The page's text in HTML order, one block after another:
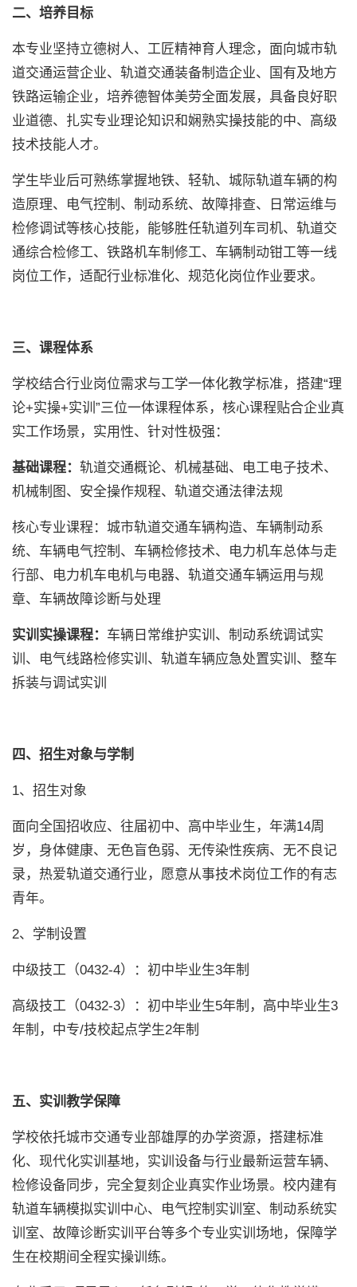
二、培养目标
本专业坚持立德树人、工匠精神育人理念，面向城市轨
道交通运营企业、轨道交通装备制造企业、国有及地方
铁路运输企业，培养德智体美劳全面发展，具备良好职
业道德、扎实专业理论知识和娴熟实操技能的中、高级
技术技能人才。
学生毕业后可熟练掌握地铁、轻轨、城际轨道车辆的构
造原理、电气控制、制动系统、故障排查、日常运维与
检修调试等核心技能，能够胜任轨道列车司机、轨道交
通综合检修工、铁路机车制修工、车辆制动钳工等一线
岗位工作，适配行业标准化、规范化岗位作业要求。
三、课程体系
学校结合行业岗位需求与工学一体化教学标准，搭建“理
论+实操+实训”三位一体课程体系，核心课程贴合企业真
实工作场景，实用性、针对性极强：
基础课程： 轨道交通概论、机械基础、电工电子技术、
机械制图、安全操作规程、轨道交通法律法规
核心专业课程：城市轨道交通车辆构造、 车辆制动系
统、车辆电气控制、车辆检修技术、电力机车总体与走
行部、电力机车电机与电器、轨道交通车辆运用与规
章、车辆故障诊断与处理
实训实操课程： 车辆日常维护实训、制动系统调试实
训、电气线路检修实训、轨道车辆应急处置实训、整车
拆装与调试实训
四、招生对象与学制
1、招生对象
面向全国招收应、往届初中、高中毕业生，年满14周
岁，身体健康、无色盲色弱、无传染性疾病、无不良记
录，热爱轨道交通行业，愿意从事技术岗位工作的有志
青年。
2、学制设置
中级技工（0432-4）：初中毕业生3年制
高级技工（0432-3）：初中毕业生5年制，高中毕业生3
年制，中专/技校起点学生2年制
五、实训教学保障
学校依托城市交通专业部雄厚的办学资源，搭建标准
化、现代化实训基地，实训设备与行业最新运营车辆、
检修设备同步，完全复刻企业真实作业场景。校内建有
轨道车辆模拟实训中心、电气控制实训室、制动系统实
训室、故障诊断实训平台等多个专业实训场地，保障学
生在校期间全程实操训练。